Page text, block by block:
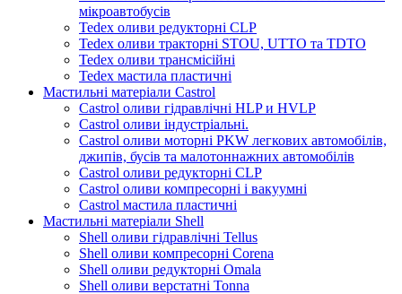
мікроавтобусів
Tedex оливи редукторні CLP
Tedex оливи тракторні STOU, UTTO та TDTO
Tedex оливи трансмісійні
Tedex мастила пластичні
Мастильні матеріали Castrol
Castrol оливи гідравлічні HLP и HVLP
Castrol оливи індустріальні.
Castrol оливи моторні PKW легкових автомобілів,
джипів, бусів та малотоннажних автомобілів
Castrol оливи редукторні CLP
Castrol оливи компресорні і вакуумні
Castrol мастила пластичні
Мастильні матеріали Shell
Shell оливи гідравлічні Tellus
Shell оливи компресорні Corena
Shell оливи редукторні Omala
Shell оливи верстатні Tonna